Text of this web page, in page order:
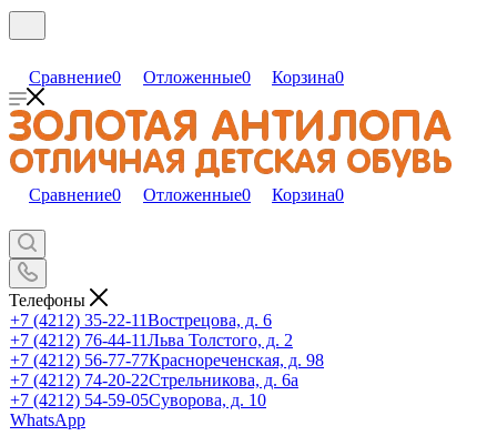
Сравнение0 Отложенные0 Корзина0
Сравнение0 Отложенные0 Корзина0
Телефоны
+7 (4212) 35-22-11Вострецова, д. 6
+7 (4212) 76-44-11Льва Толстого, д. 2
+7 (4212) 56-77-77Краснореченская, д. 98
+7 (4212) 74-20-22Стрельникова, д. 6а
+7 (4212) 54-59-05Суворова, д. 10
WhatsApp